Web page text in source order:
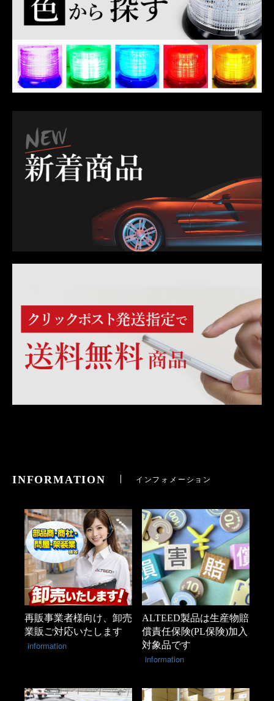
INFORMATION インフォメーション
再販事業者様向け、卸売
業販ご対応いたします
information
ALTEED製品は生産物賠
償責任保険(PL保険)加入
対象品です
information